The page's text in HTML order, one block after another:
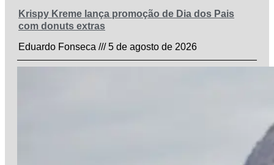
Krispy Kreme lança promoção de Dia dos Pais
com donuts extras
Eduardo Fonseca
5 de agosto de 2026